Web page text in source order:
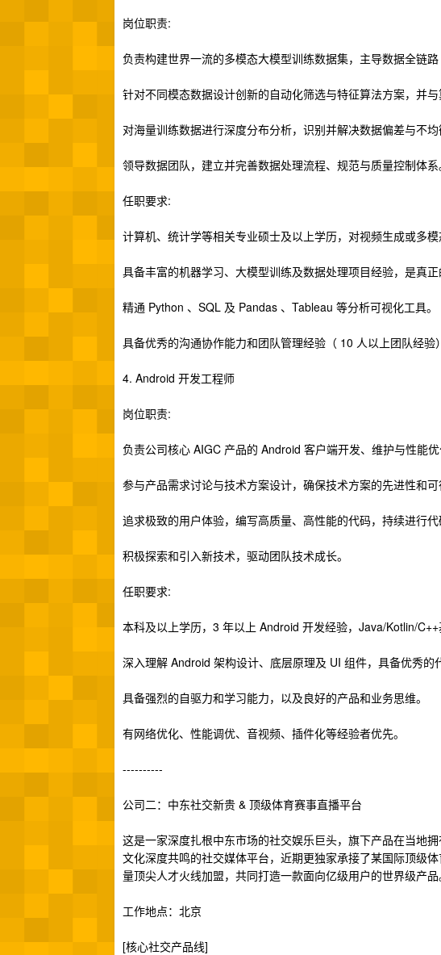
岗位职责:
负责构建世界一流的多模态大模型训练数据集，主导数据全链
针对不同模态数据设计创新的自动化筛选与特征算法方案，并
对海量训练数据进行深度分布分析，识别并解决数据偏差与不
领导数据团队，建立并完善数据处理流程、规范与质量控制体系
任职要求:
计算机、统计学等相关专业硕士及以上学历，对视频生成或多模
具备丰富的机器学习、大模型训练及数据处理项目经验，是真正
精通 Python 、SQL 及 Pandas 、Tableau 等分析可视化工具。
具备优秀的沟通协作能力和团队管理经验（ 10 人以上团队经验
4. Android 开发工程师
岗位职责:
负责公司核心 AIGC 产品的 Android 客户端开发、维护与性能优
参与产品需求讨论与技术方案设计，确保技术方案的先进性和可
追求极致的用户体验，编写高质量、高性能的代码，持续进行代
积极探索和引入新技术，驱动团队技术成长。
任职要求:
本科及以上学历，3 年以上 Android 开发经验，Java/Kotlin/C++
深入理解 Android 架构设计、底层原理及 UI 组件，具备优秀的
具备强烈的自驱力和学习能力，以及良好的产品和业务思维。
有网络优化、性能调优、音视频、插件化等经验者优先。
----------
公司二：中东社交新贵 & 顶级体育赛事直播平台
这是一家深度扎根中东市场的社交娱乐巨头，旗下产品在当地
文化深度共鸣的社交媒体平台，近期更独家承接了某国际顶级
量顶尖人才火线加盟，共同打造一款面向亿级用户的世界级产
工作地点：北京
[核心社交产品线]